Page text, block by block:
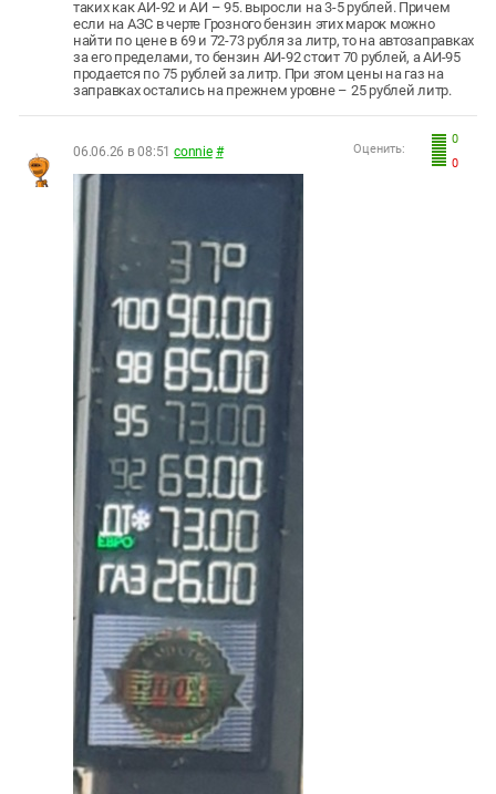
таких как АИ-92 и АИ – 95. выросли на 3-5 рублей. Причем
если на АЗС в черте Грозного бензин этих марок можно
найти по цене в 69 и 72-73 рубля за литр, то на автозаправках
за его пределами, то бензин АИ-92 стоит 70 рублей, а АИ-95
продается по 75 рублей за литр. При этом цены на газ на
заправках остались на прежнем уровне – 25 рублей литр.
0
0
Оценить:
06.06.26 в 08:51 connie #